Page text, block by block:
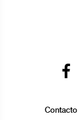
Contacto